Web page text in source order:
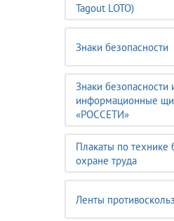
Tagout LOTO)
Знаки безопасности
Знаки безопасности
информационные
«РОССЕТИ»
Плакаты по технике
охране труда
Ленты